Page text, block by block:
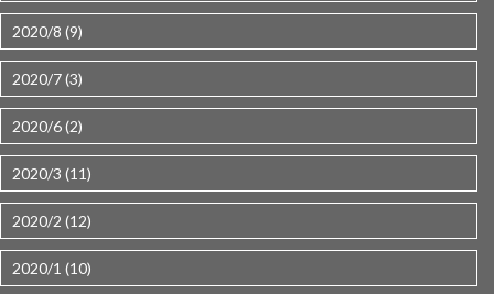
2020/8 (9)
2020/7 (3)
2020/6 (2)
2020/3 (11)
2020/2 (12)
2020/1 (10)